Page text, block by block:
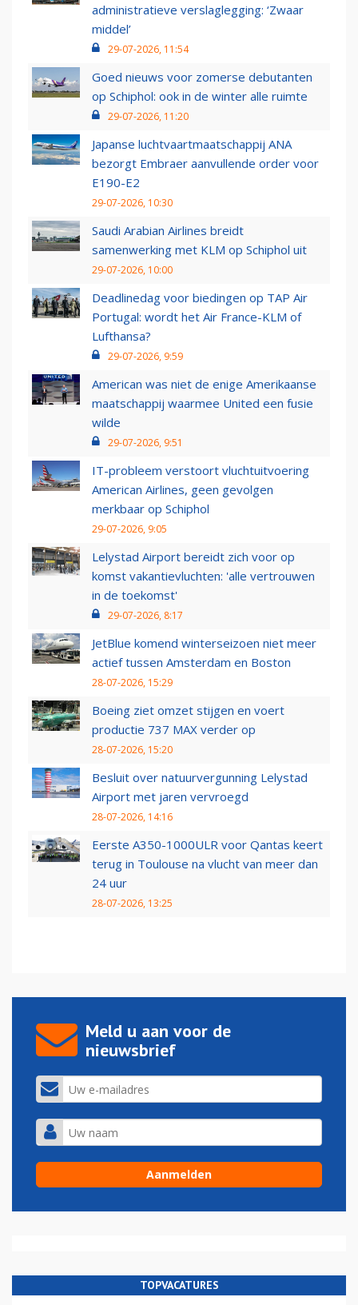
administratieve verslaglegging: ‘Zwaar
middel’
29-07-2026, 11:54
Goed nieuws voor zomerse debutanten
op Schiphol: ook in de winter alle ruimte
29-07-2026, 11:20
Japanse luchtvaartmaatschappij ANA
bezorgt Embraer aanvullende order voor
E190-E2
29-07-2026, 10:30
Saudi Arabian Airlines breidt
samenwerking met KLM op Schiphol uit
29-07-2026, 10:00
Deadlinedag voor biedingen op TAP Air
Portugal: wordt het Air France-KLM of
Lufthansa?
29-07-2026, 9:59
American was niet de enige Amerikaanse
maatschappij waarmee United een fusie
wilde
29-07-2026, 9:51
IT-probleem verstoort vluchtuitvoering
American Airlines, geen gevolgen
merkbaar op Schiphol
29-07-2026, 9:05
Lelystad Airport bereidt zich voor op
komst vakantievluchten: 'alle vertrouwen
in de toekomst'
29-07-2026, 8:17
JetBlue komend winterseizoen niet meer
actief tussen Amsterdam en Boston
28-07-2026, 15:29
Boeing ziet omzet stijgen en voert
productie 737 MAX verder op
28-07-2026, 15:20
Besluit over natuurvergunning Lelystad
Airport met jaren vervroegd
28-07-2026, 14:16
Eerste A350-1000ULR voor Qantas keert
terug in Toulouse na vlucht van meer dan
24 uur
28-07-2026, 13:25
Meld u aan voor de
nieuwsbrief
TOPVACATURES